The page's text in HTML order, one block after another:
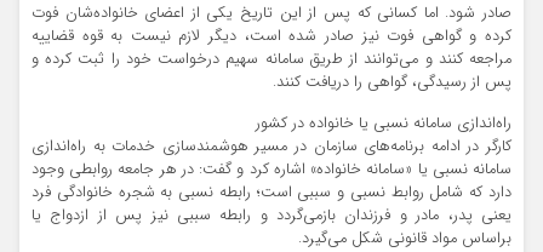
صادر شود. اما کسانی که پس از این تاریخ یکی از اعضای خانواده‌شان فوت
کرده و گواهی فوت نیز صادر شده است، دیگر لازم نیست به قوه قضاییه
مراجعه کنند و می‌توانند از طریق سامانه سهیم درخواست خود را ثبت کرده و
پس از رسیدگی، گواهی را دریافت کنند.
راه‌اندازی سامانه نسبی یا خانواده در کشور
کارگر در ادامه برنامه‌های سازمان در مسیر هوشمندسازی خدمات به راه‌اندازی
سامانه نسبی یا «سامانه خانواده» اشاره کرد و گفت: در هر جامعه روابطی وجود
دارد که شامل روابط نسبی و سببی است؛ رابطه نسبی به شجره خانوادگی فرد
یعنی پدر، مادر و فرزندان بازمی‌گردد و رابطه سببی نیز پس از ازدواج یا
براساس مواد قانونی شکل می‌گیرد.